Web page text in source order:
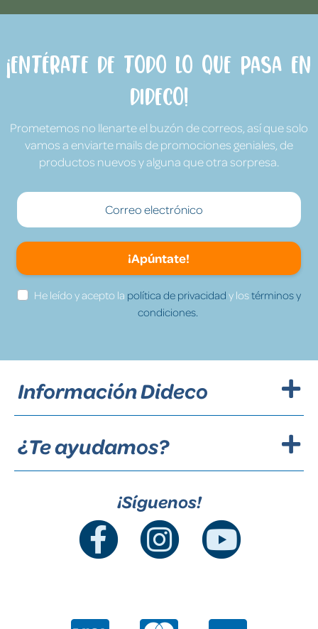
¡Entérate de todo lo que pasa en
Dideco!
Prometemos no llenarte el buzón de correos, así que solo
vamos a enviarte mails de promociones geniales, de
productos nuevos y alguna que otra sorpresa.
¡Apúntate!
He leído y acepto la política de privacidad y lostérminos y
condiciones.
Información Dideco
¿Te ayudamos?
¡Síguenos!